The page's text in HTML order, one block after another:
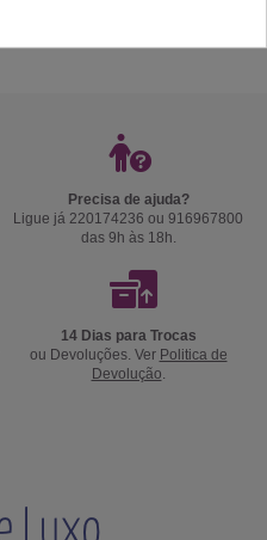
Precisa de ajuda?
Ligue já 220174236 ou 916967800
das 9h às 18h.
14 Dias para Trocas
ou Devoluções. Ver Politica de
Devolução.